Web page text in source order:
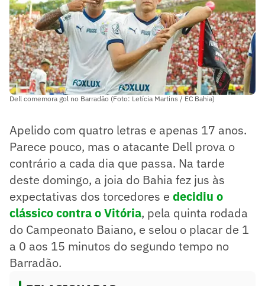
Dell comemora gol no Barradão (Foto: Letícia Martins / EC Bahia)
Apelido com quatro letras e apenas 17 anos.
Parece pouco, mas o atacante Dell prova o
contrário a cada dia que passa. Na tarde
deste domingo, a joia do Bahia fez jus às
expectativas dos torcedores e decidiu o
clássico contra o Vitória, pela quinta rodada
do Campeonato Baiano, e selou o placar de 1
a 0 aos 15 minutos do segundo tempo no
Barradão.